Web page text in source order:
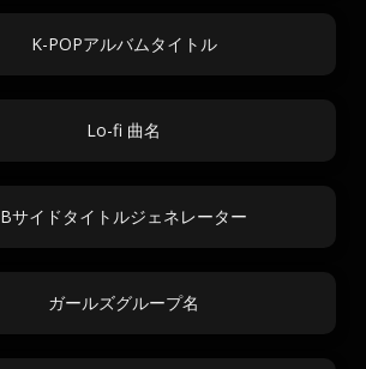
K-POPアルバムタイトル
Lo-fi 曲名
Bサイドタイトルジェネレーター
ガールズグループ名